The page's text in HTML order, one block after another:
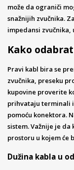
može da ograniči
snažnijih zvučnika.
impedansi
Kako
Pravi kabl bira se
zvučnika, preseku
kupovine proverite
prihvataju terminali
pomoću konektora.
sistem. Važnije je
prostoru u kojem će
Dužina kabla u